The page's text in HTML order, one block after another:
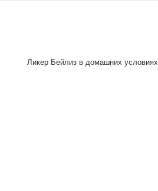
Ликер Бейлиз в домашних условиях